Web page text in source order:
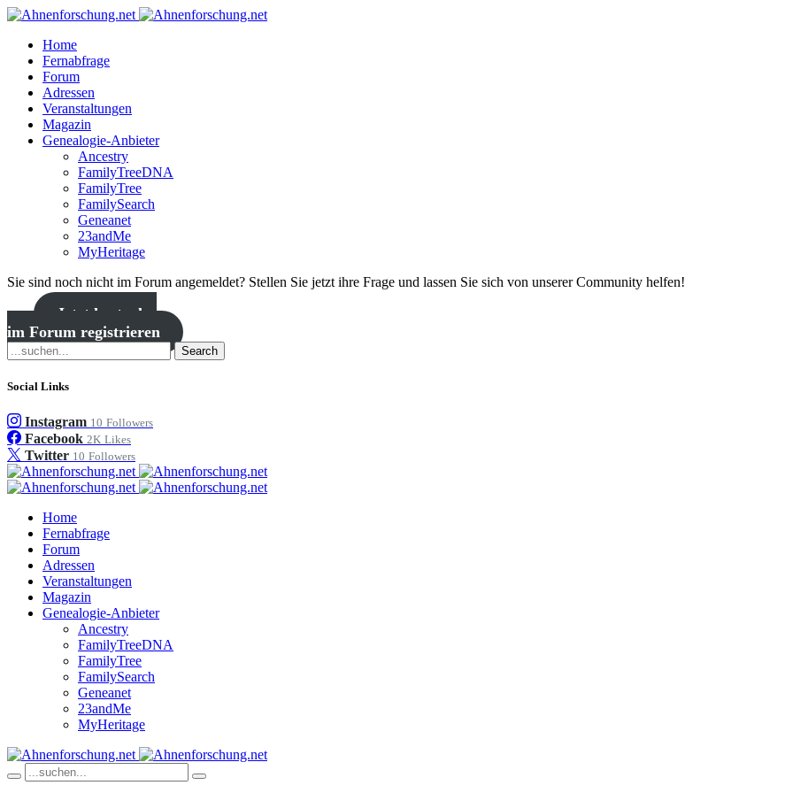
Home
Fernabfrage
Forum
Adressen
Veranstaltungen
Magazin
Genealogie-Anbieter
Ancestry
FamilyTreeDNA
FamilyTree
FamilySearch
Geneanet
23andMe
MyHeritage
Sie sind noch nicht im Forum angemeldet? Stellen Sie jetzt ihre Frage und lassen Sie sich von unserer Community helfen!
Jetzt kostenlos
im Forum registrieren
Search
Social Links
Instagram 10 Followers
Facebook 2K Likes
Twitter 10 Followers
Home
Fernabfrage
Forum
Adressen
Veranstaltungen
Magazin
Genealogie-Anbieter
Ancestry
FamilyTreeDNA
FamilyTree
FamilySearch
Geneanet
23andMe
MyHeritage